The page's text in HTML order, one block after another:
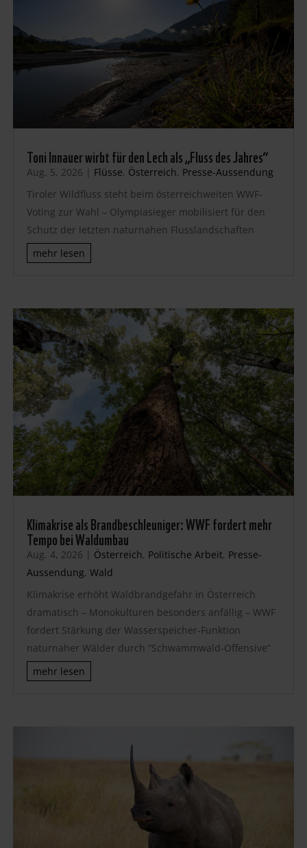
Toni Innauer wirbt für den Lech als „Fluss des Jahres“
Aug. 5, 2026 | Flüsse, Österreich, Presse-Aussendung
Tiroler Wildfluss steht beim österreichweiten WWF-
Voting zur Wahl – Olympiasieger mobilisiert für den
Schutz der letzten naturnahen Flusslandschaften
mehr lesen
Klimakrise als Brandbeschleuniger: WWF fordert mehr
Tempo bei Waldumbau
Aug. 4, 2026 | Österreich, Politische Arbeit, Presse-
Aussendung, Wald
Klimakrise erhöht Waldbrandgefahr in Österreich
dramatisch – Monokulturen besonders anfällig – WWF
fordert Stärkung der Wasserspeicher-Funktion
naturnaher Wälder durch “Schwammwald-Offensive”
mehr lesen